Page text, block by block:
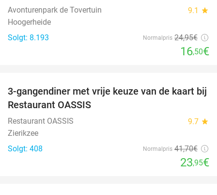
Avonturenpark de Tovertuin 9.1 star
Hoogerheide
Solgt: 8.193
Normalpris 24,95€
16,50€
43%
3-gangendiner met vrije keuze van de kaart bij
Restaurant OASSIS
Restaurant OASSIS 9.7 star
Zierikzee
Solgt: 408
Normalpris 41,70€
23,95€